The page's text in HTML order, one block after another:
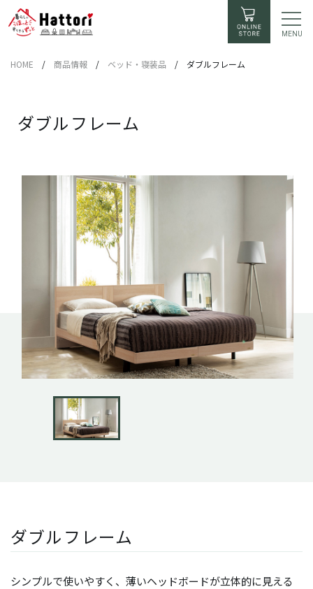
MENU
HOME / 商品情報 / ベッド・寝装品 / ダブルフレーム
ダブルフレーム
ダブルフレーム
シンプルで使いやすく、薄いヘッドボードが立体的に見える